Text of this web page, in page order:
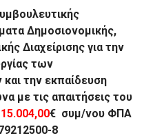
Δημοσιονομικής,
Διαχείρισης για την
των
την εκπαίδευση
με τις απαιτήσεις του
15.004,00€ συμ/νου ΦΠΑ
8